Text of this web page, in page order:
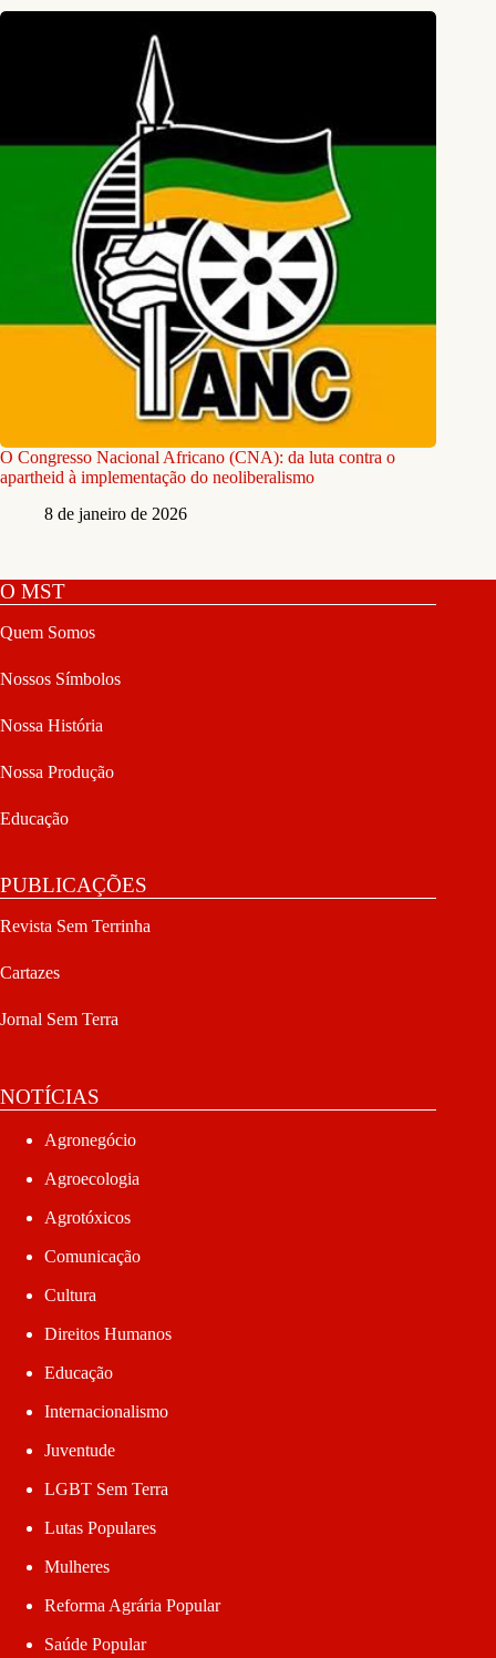
O Congresso Nacional Africano (CNA): da luta contra o
apartheid à implementação do neoliberalismo
8 de janeiro de 2026
O MST
Quem Somos
Nossos Símbolos
Nossa História
Nossa Produção
Educação
PUBLICAÇÕES
Revista Sem Terrinha
Cartazes
Jornal Sem Terra
NOTÍCIAS
Agronegócio
Agroecologia
Agrotóxicos
Comunicação
Cultura
Direitos Humanos
Educação
Internacionalismo
Juventude
LGBT Sem Terra
Lutas Populares
Mulheres
Reforma Agrária Popular
Saúde Popular